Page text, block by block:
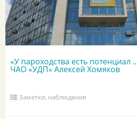
«У пароходства есть потенциал
ЧАО «УДП» Алексей Хомяков
Заметки, наблюдения